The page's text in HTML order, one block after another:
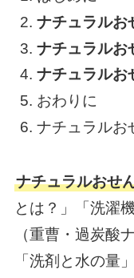
ナチュラルお
ナチュラルお
ナチュラルお
おわりに
ナチュラル
ナチュラルおせ
とは？」「洗濯
（重曹・過炭酸
「洗剤と水の量